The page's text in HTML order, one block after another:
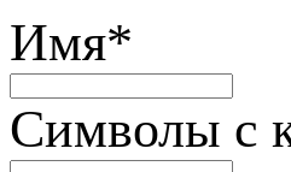
Имя*
Символы с